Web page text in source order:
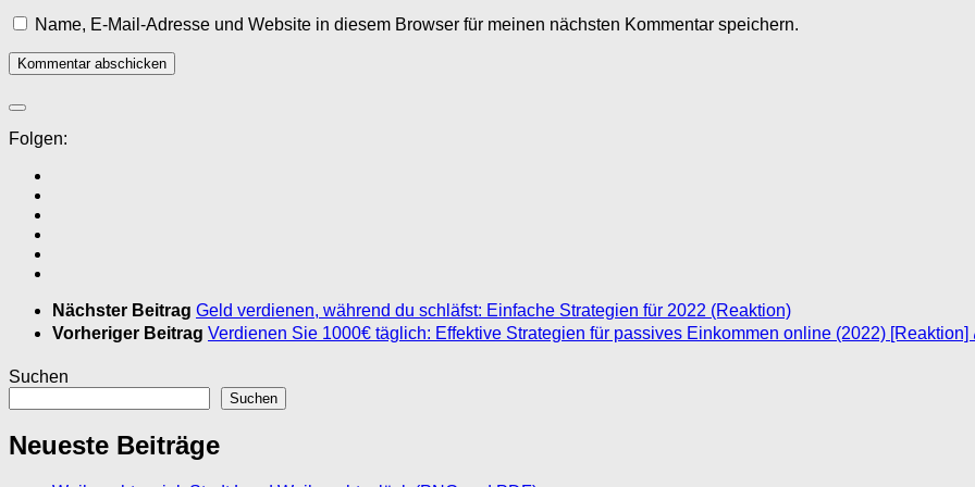
Name, E-Mail-Adresse und Website in diesem Browser für meinen nächsten Kommentar speichern.
Folgen:
Nächster Beitrag Geld verdienen, während du schläfst: Einfache Strategien für 2022 (Reaktion)
Vorheriger Beitrag Verdienen Sie 1000€ täglich: Effektive Strategien für passives Einkommen online (2022) [Reaktion]
Suchen
Suchen
Neueste Beiträge